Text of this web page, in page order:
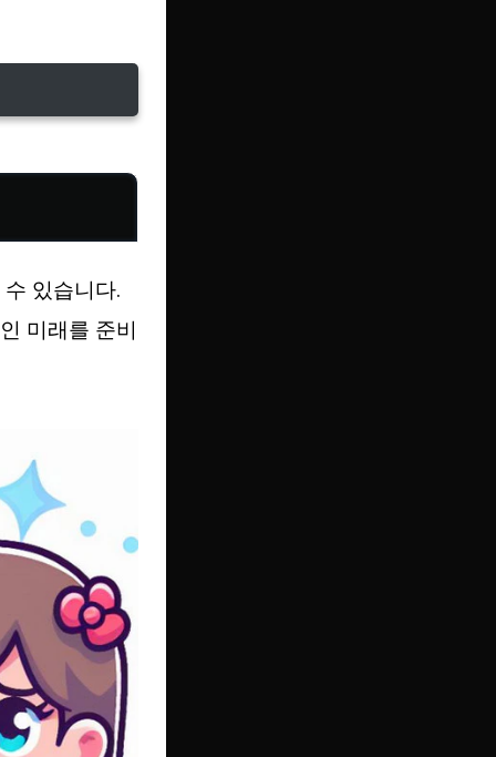
있습니다.
미래를 준비